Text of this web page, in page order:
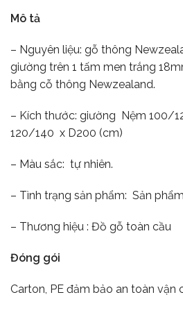
Mô tả
– Nguyên liệu: gỗ thông
giường trên 1 tấm men trắng
bằng cỗ thông Newzealand.
– Kích thước: giường Nệm 100/
120/140 x D200 (cm)
– Màu sắc: tự nhiên.
– Tình trạng sản phẩm: Sản
– Thương hiệu : Đồ gỗ toàn cầu
Đóng gói
Carton, PE đảm bảo an toàn vận